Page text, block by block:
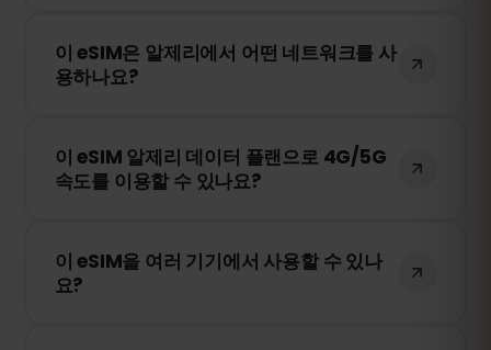
리 설치하는 것을 권장합니다. 다만, 알제리
에 도착하기 전까지 네트워크에 연결하지 마
이 eSIM은 알제리에서 어떤 네트워크를 사
용하나요?
크를 자동으로 선택하여 연결됩니다. 예를 들
어 Orascom 등이 포함될 수 있습니다.
이 eSIM 알제리 데이터 플랜으로 4G/5G
속도를 이용할 수 있나요?
서 5G가 제공되는 경우 5G 연결도 가능합니
다. 빠르고 안정적인 인터넷을 경험하세요.
이 eSIM을 여러 기기에서 사용할 수 있나
요?